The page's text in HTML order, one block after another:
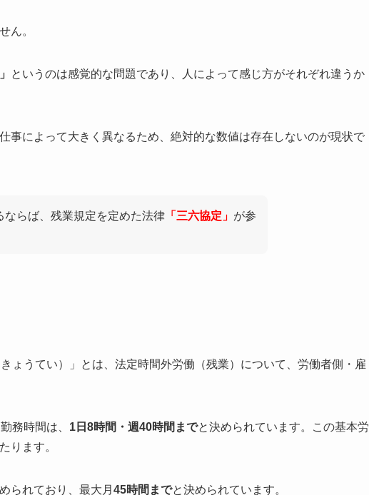
ん。
というのは感覚的な問題であり、人によって感じ方がそれぞれ違うか
事によって大きく異なるため、絶対的な数値は存在しないのが現状で
ならば、残業規定を定めた法律 「三六協定」 が参
ょうてい）」とは、法定時間外労働（残業）について、労働者側・雇
務時間は、 1日8時間・週40時間までと決められています。この基本労
ります。
られており、最大月 45時間までと決められています。